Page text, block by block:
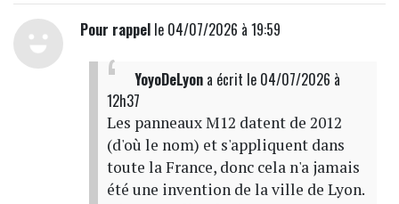
Pour rappelle 04/07/2026 à 19:59
YoyoDeLyona écrit le 04/07/2026 à
12h37
Les panneaux M12 datent de 2012
(d'où le nom) et s'appliquent dans
toute la France, donc cela n'a jamais
été une invention de la ville de Lyon.